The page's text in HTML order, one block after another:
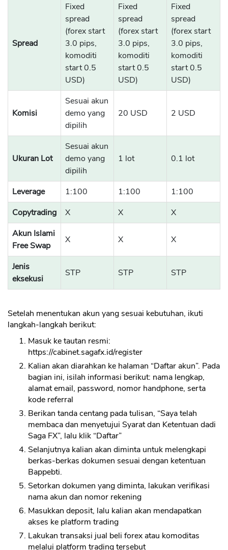
Spread
Fixed
spread
(forex start
3.0 pips,
komoditi
start 0.5
USD)
Fixed
spread
(forex start
3.0 pips,
komoditi
start 0.5
USD)
Fixed
spread
(forex start
3.0 pips,
komoditi
start 0.5
USD)
Komisi
Sesuai akun
demo yang
dipilih
20 USD 2 USD
Ukuran Lot
Sesuai akun
demo yang
dipilih
1 lot 0.1 lot
Leverage 1:100 1:100
1:100
Copytrading
X X
X
Akun Islami
Free Swap
X X X
Jenis
eksekusi
STP STP STP
Setelah menentukan akun yang sesuai kebutuhan, ikuti
langkah-langkah berikut:
Masuk ke tautan resmi:
https://cabinet.sagafx.id/register
Kalian akan diarahkan ke halaman “Daftar akun”. Pada
bagian ini, isilah informasi berikut: nama lengkap,
alamat email, password, nomor handphone, serta
kode referral
Berikan tanda centang pada tulisan, “Saya telah
membaca dan menyetujui Syarat dan Ketentuan dadi
Saga FX”, lalu klik “Daftar”
Selanjutnya kalian akan diminta untuk melengkapi
berkas-berkas dokumen sesuai dengan ketentuan
Bappebti.
Setorkan dokumen yang diminta, lakukan verifikasi
nama akun dan nomor rekening
Masukkan deposit, lalu kalian akan mendapatkan
akses ke platform trading
Lakukan transaksi jual beli forex atau komoditas
melalui platform trading tersebut